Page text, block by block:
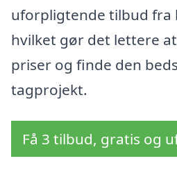
uforpligtende tilbud fra
hvilket gør det lettere
priser og finde den
tagprojekt.
Få 3 tilbud, gratis og